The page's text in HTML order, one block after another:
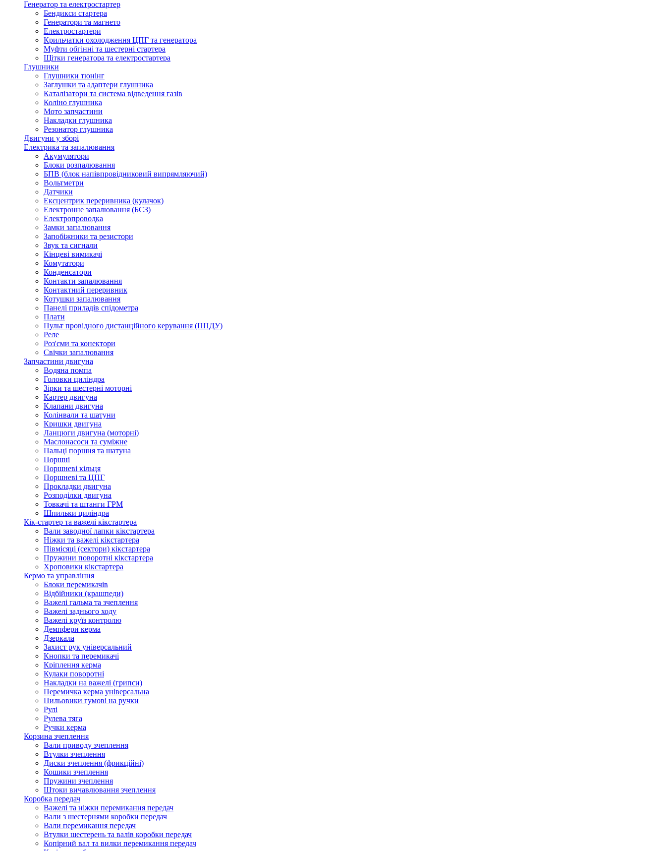
Генератор та електростартер
Бендикси стартера
Генератори та магнето
Електростартери
Крильчатки охолодження ЦПГ та генератора
Муфти обгінні та шестерні стартера
Щітки генератора та електростартера
Глушники
Глушники тюнінг
Заглушки та адаптери глушника
Каталізатори та система відведення газів
Коліно глушника
Мото запчастини
Накладки глушника
Резонатор глушника
Двигуни у зборі
Електрика та запалювання
Акумулятори
Блоки розпалювання
БПВ (блок напівпровідниковий випрямляючий)
Вольтметри
Датчики
Ексцентрик переривника (кулачок)
Електронне запалювання (БСЗ)
Електропроводка
Замки запалювання
Запобіжники та резистори
Звук та сигнали
Кінцеві вимикачі
Комутатори
Конденсатори
Контакти запалювання
Контактний переривник
Котушки запалювання
Панелі приладів спідометра
Плати
Пульт провідного дистанційного керування (ППДУ)
Реле
Роз'єми та конектори
Свічки запалювання
Запчастини двигуна
Водяна помпа
Головки циліндра
Зірки та шестерні моторні
Картер двигуна
Клапани двигуна
Колінвали та шатуни
Кришки двигуна
Ланцюги двигуна (моторні)
Маслонасоси та суміжне
Пальці поршня та шатуна
Поршні
Поршневі кільця
Поршневі та ЦПГ
Прокладки двигуна
Розподілки двигуна
Товкачі та штанги ГРМ
Шпильки циліндра
Кік-стартер та важелі кікстартера
Вали заводної лапки кікстартера
Ніжки та важелі кікстартера
Півмісяці (сектори) кікстартера
Пружини поворотні кікстартера
Хроповики кікстартера
Кермо та управління
Блоки перемикачів
Відбійники (крашпеди)
Важелі гальма та зчеплення
Важелі заднього ходу
Важелі круїз контролю
Демпфери керма
Дзеркала
Захист рук універсальний
Кнопки та перемикачі
Кріплення керма
Кулаки поворотні
Накладки на важелі (грипси)
Перемичка керма універсальна
Пильовики гумові на ручки
Рулі
Рулева тяга
Ручки керма
Корзина зчеплення
Вали приводу зчеплення
Втулки зчеплення
Диски зчеплення (фрикційні)
Кошики зчеплення
Пружини зчеплення
Штоки вичавлювання зчеплення
Коробка передач
Важелі та ніжки перемикання передач
Вали з шестернями коробки передач
Вали перемикання передач
Втулки шестерень та валів коробки передач
Копірний вал та вилки перемикання передач